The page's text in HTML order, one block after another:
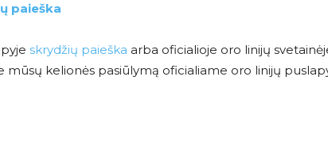
paieška
skrydžių paieška arba oficialioje oro linijų
kelionės pasiūlymą oficialiame oro linijų